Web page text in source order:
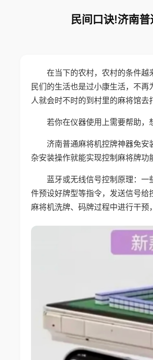
民间口诀!济南
在当下的农村，农村的条件
民们的生活也是过小康生活，不
人就会时不时的到村里的麻将馆去
若你在仪器使用上需要帮助，
济南普通麻将机控牌神器免安
杂安装操作就能实现控制麻将牌功
蓝牙或无线信号控制原理：
件预设好牌型等指令，发送信号
麻将机洗牌、码牌过程中进行干预